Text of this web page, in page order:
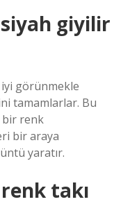
giyilir
görünmekle
tamamlarlar. Bu
renk
bir araya
yaratır.
takı